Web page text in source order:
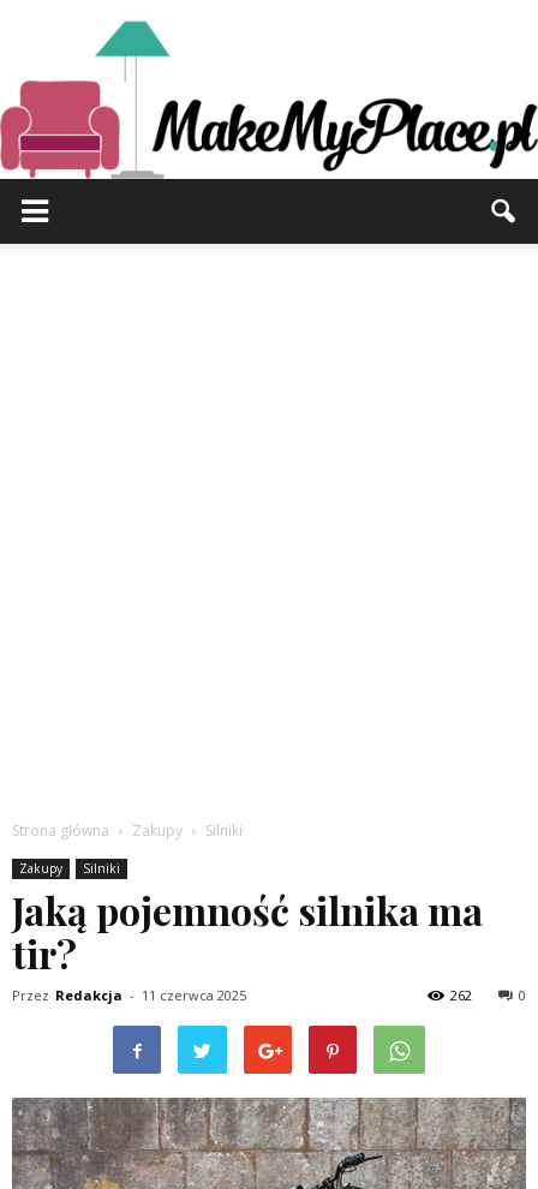
Strona główna Zakupy Silniki
Zakupy Silniki
Jaką pojemność silnika ma
tir?
Przez Redakcja - 11 czerwca 2025 0
262